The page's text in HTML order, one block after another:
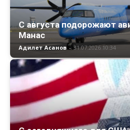
С августа подорожают
Манас
Адилет Асанов - 31.07.2026 10:34